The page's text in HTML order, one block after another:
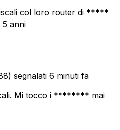
col loro router di *****
5 anni
segnalati 6 minuti fa
Mi tocco i ******** mai